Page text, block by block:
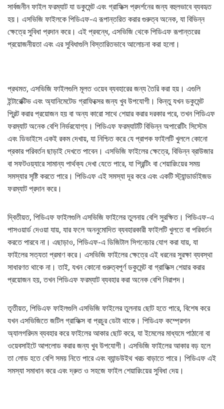
সার্বজনীন ফাইল ফরম্যাট যা ডকুমেন্ট এবং গ্রাফিক্স প্রদর্শনের জন্য বহুলভাবে ব্যবহৃত
হয়। এসভিজি ফাইলকে পিডিএফ-এ রূপান্তরিত করার গুরুত্ব অনেক, যা বিভিন্ন
ক্ষেত্রে সুবিধা প্রদান করে। এই প্রবন্ধে, এসভিজি থেকে পিডিএফ রূপান্তরের
প্রয়োজনীয়তা এবং এর সুবিধাগুলি বিস্তারিতভাবে আলোচনা করা হলো।
প্রথমত, এসভিজি ফাইলগুলি মূলত ওয়েব ব্যবহারের জন্য তৈরি করা হয়। এগুলি
ইন্টারেক্টিভ এবং অ্যানিমেটেড গ্রাফিক্সের জন্য খুব উপযোগী। কিন্তু যখন ডকুমেন্ট
প্রিন্ট করার প্রয়োজন হয় বা অন্য কারো সাথে শেয়ার করার দরকার পরে, তখন পিডিএফ
ফরম্যাট অনেক বেশি নির্ভরযোগ্য। পিডিএফ ফরম্যাটটি বিভিন্ন অপারেটিং সিস্টেম
এবং ডিভাইসে একই রকম দেখায়, যা নিশ্চিত করে যে প্রাপক ফাইলটি খুললে কোনো
প্রকার পরিবর্তন ছাড়াই দেখতে পাবেন। এসভিজি ফাইলের ক্ষেত্রে, বিভিন্ন ব্রাউজার
বা সফটওয়্যারে সামান্য পার্থক্য দেখা যেতে পারে, যা প্রিন্টিং বা শেয়ারিংয়ের সময়
সমস্যার সৃষ্টি করতে পারে। পিডিএফ এই সমস্যা দূর করে এবং একটি স্ট্যান্ডার্ডাইজড
ফরম্যাট প্রদান করে।
দ্বিতীয়ত, পিডিএফ ফাইলগুলি এসভিজি ফাইলের তুলনায় বেশি সুরক্ষিত। পিডিএফ-এ
পাসওয়ার্ড দেওয়া যায়, যার ফলে অননুমোদিত ব্যবহারকারী ফাইলটি খুলতে বা পরিবর্তন
করতে পারবে না। এছাড়াও, পিডিএফ-এ ডিজিটাল সিগনেচার যোগ করা যায়, যা
ফাইলের সত্যতা প্রমাণ করে। এসভিজি ফাইলের ক্ষেত্রে এই ধরনের সুরক্ষা ব্যবস্থা
সাধারণত থাকে না। তাই, যখন কোনো গুরুত্বপূর্ণ ডকুমেন্ট বা গ্রাফিক্স শেয়ার করার
প্রয়োজন হয়, তখন পিডিএফ ফরম্যাট ব্যবহার করা অনেক বেশি নিরাপদ।
তৃতীয়ত, পিডিএফ ফাইলগুলি এসভিজি ফাইলের তুলনায় ছোট হতে পারে, বিশেষ করে
যখন এসভিজিতে জটিল গ্রাফিক্স বা প্রচুর ডেটা থাকে। পিডিএফ কম্প্রেশন
অ্যালগরিদম ব্যবহার করে ফাইলের আকার ছোট করে, যা ইমেলের মাধ্যমে পাঠানো বা
ওয়েবসাইটে আপলোড করার জন্য খুব উপযোগী। এসভিজি ফাইলের আকার বড় হলে
তা লোড হতে বেশি সময় নিতে পারে এবং ব্যান্ডউইথ খরচ বাড়াতে পারে। পিডিএফ এই
সমস্যা সমাধান করে এবং দ্রুত ও সহজে ফাইল শেয়ারিংয়ের সুবিধা দেয়।